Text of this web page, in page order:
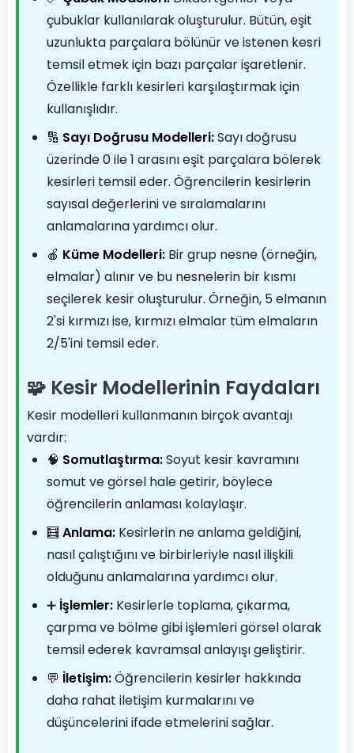
çubuklar kullanılarak oluşturulur. Bütün, eşit
uzunlukta parçalara bölünür ve istenen kesri
temsil etmek için bazı parçalar işaretlenir.
Özellikle farklı kesirleri karşılaştırmak için
kullanışlıdır.
🔢 Sayı Doğrusu Modelleri:Sayı doğrusu
üzerinde 0 ile 1 arasını eşit parçalara bölerek
kesirleri temsil eder. Öğrencilerin kesirlerin
sayısal değerlerini ve sıralamalarını
anlamalarına yardımcı olur.
🍎 Küme Modelleri: Bir grup nesne (örneğin,
elmalar) alınır ve bu nesnelerin bir kısmı
seçilerek kesir oluşturulur. Örneğin, 5 elmanın
2'si kırmızı ise, kırmızı elmalar tüm elmaların
2/5'ini temsil eder.
🧩 Kesir Modellerinin Faydaları
Kesir modelleri kullanmanın birçok avantajı
vardır:
🧠 Somutlaştırma:Soyut kesir kavramını
somut ve görsel hale getirir, böylece
öğrencilerin anlaması kolaylaşır.
🧮 Anlama: Kesirlerin ne anlama geldiğini,
nasıl çalıştığını ve birbirleriyle nasıl ilişkili
olduğunu anlamalarına yardımcı olur.
➕ İşlemler: Kesirlerle toplama, çıkarma,
çarpma ve bölme gibi işlemleri görsel olarak
temsil ederek kavramsal anlayışı geliştirir.
💬 İletişim:Öğrencilerin kesirler hakkında
daha rahat iletişim kurmalarını ve
düşüncelerini ifade etmelerini sağlar.